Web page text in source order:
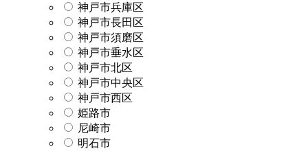
神戸市兵庫区
神戸市長田区
神戸市須磨区
神戸市垂水区
神戸市北区
神戸市中央区
神戸市西区
姫路市
尼崎市
明石市